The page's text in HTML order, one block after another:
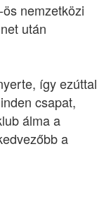
nemzetközi
után
így ezúttal
csapat,
álma a
a